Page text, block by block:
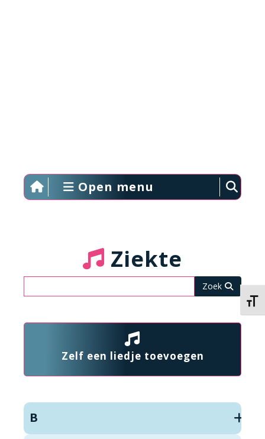
Open menu
Ziekte
Zelf een liedje toevoegen
B